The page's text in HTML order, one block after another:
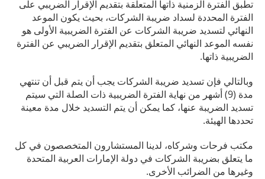
تطبق الفترة الزمنية ذاتها المتعلقة بتقديم الإقرار الضريبي على
الفترة المحددة لسداد ضريبة الشركات، بحيث يكون الموعد
النهائي لتسديد ضريبة الشركات عن الفترة الضريبية الأولى هو
نفسه الموعد النهائي المتعلق بتقديم الإقرار الضريبي عن الفترة
الضريبية ذاتها.
وبالتالي فإن تسديد ضريبة الشركات يجب أن يتم قبل أن تنتهي
مدة (9) أشهر من نهاية الفترة الضريبية ذات الصلة التي سيتم
تسديد الضريبة عنها، كما يمكن أن يتم التسديد خلال مدة معينة
تحددها الهيئة.
مكتب فرحات وشركاه، لدينا المستشارون المتخصصون في كل
ما يتعلق بضريبة الشركات في دولة الإمارات العربية المتحدة
وغيرها من الضرائب الأخرى.